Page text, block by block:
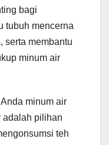
bagi
tubuh mencerna
serta membantu
minum air
minum air
adalah pilihan
teh